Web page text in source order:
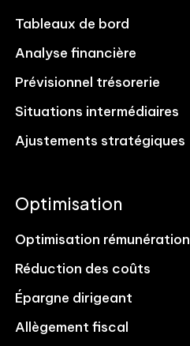
Tableaux de bord
Analyse financière
Prévisionnel trésorerie
Situations intermédiaires
Ajustements stratégiques
Optimisation
Optimisation rémunération
Réduction des coûts
Épargne dirigeant
Allègement fiscal